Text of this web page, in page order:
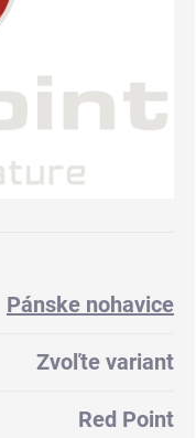
Pánske nohavice
Zvoľte variant
Red Point